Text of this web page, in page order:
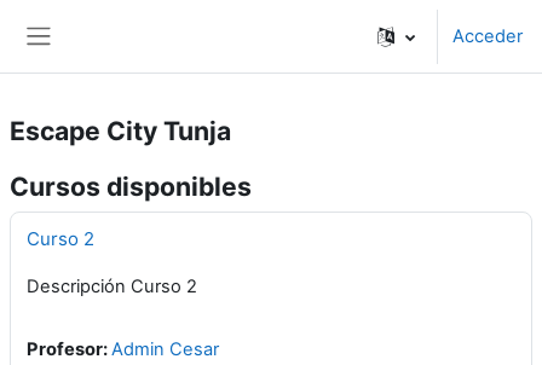
Acceder
Escape City Tunja
Cursos disponibles
Curso 2
Descripción Curso 2
Profesor:Admin Cesar